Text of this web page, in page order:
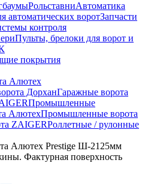
РольставниАвтоматика
автоматических воротЗапчасти
контроля
Пульты, брелоки для ворот и
покрытия
Алютех
ДорханГаражные ворота
Промышленные
АлютехПромышленные ворота
ZAIGERРоллетные / рулонные
Алютех Prestige Ш-2125мм
Фактурная поверхность